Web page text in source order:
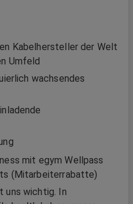
Kabelhersteller der Welt
Umfeld
wachsendes
mit egym Wellpass
(Mitarbeiterrabatte)
uns wichtig. In